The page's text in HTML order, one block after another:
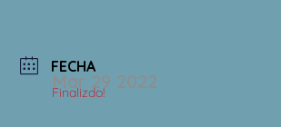
FECHA
Mar 29 2022
Finalizdo!